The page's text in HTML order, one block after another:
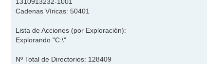
Cadenas Víricas: 50401
Lista de Acciones (por Exploración):
Explorando "C:\"
Nº Total de Directorios: 128409